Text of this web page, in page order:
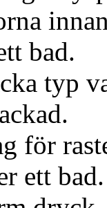
bad.
typ
för
ett bad.